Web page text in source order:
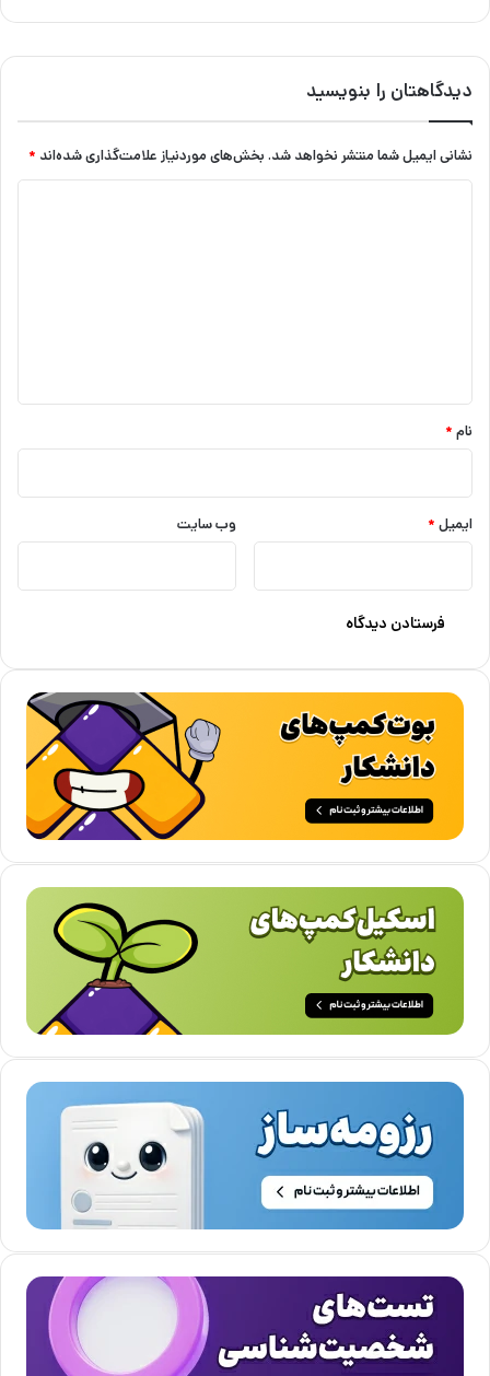
دیدگاهتان را بنویسید
نشانی ایمیل شما منتشر نخواهد شد. بخش‌های موردنیاز علامت‌گذاری شده‌اند *
نام *
ایمیل * وب‌ سایت